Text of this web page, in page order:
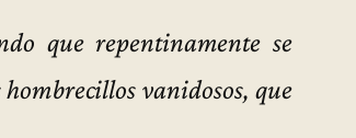
que repentinamente se
vanidosos, que